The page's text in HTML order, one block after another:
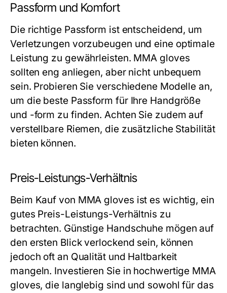
Passform und Komfort
Die richtige Passform ist entscheidend, um
Verletzungen vorzubeugen und eine optimale
Leistung zu gewährleisten. MMA gloves
sollten eng anliegen, aber nicht unbequem
sein. Probieren Sie verschiedene Modelle an,
um die beste Passform für Ihre Handgröße
und -form zu finden. Achten Sie zudem auf
verstellbare Riemen, die zusätzliche Stabilität
bieten können.
Preis-Leistungs-Verhältnis
Beim Kauf von MMA gloves ist es wichtig, ein
gutes Preis-Leistungs-Verhältnis zu
betrachten. Günstige Handschuhe mögen auf
den ersten Blick verlockend sein, können
jedoch oft an Qualität und Haltbarkeit
mangeln. Investieren Sie in hochwertige MMA
gloves, die langlebig sind und sowohl für das